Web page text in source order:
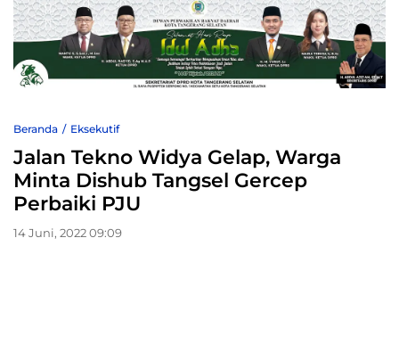
Beranda Eksekutif
Jalan Tekno Widya Gelap, Warga
Minta Dishub Tangsel Gercep
Perbaiki PJU
14 Juni, 2022 09:09